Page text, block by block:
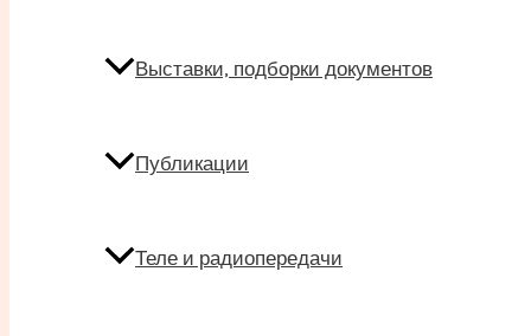
Выставки, подборки документов
Публикации
Теле и радиопередачи